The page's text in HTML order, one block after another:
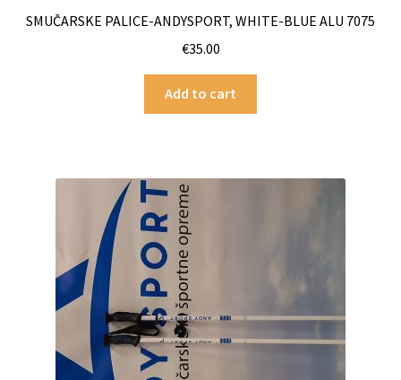
SMUČARSKE PALICE-ANDYSPORT, WHITE-BLUE ALU 7075
€35.00
Add to cart